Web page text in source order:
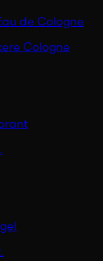
de Cologne
Cologne